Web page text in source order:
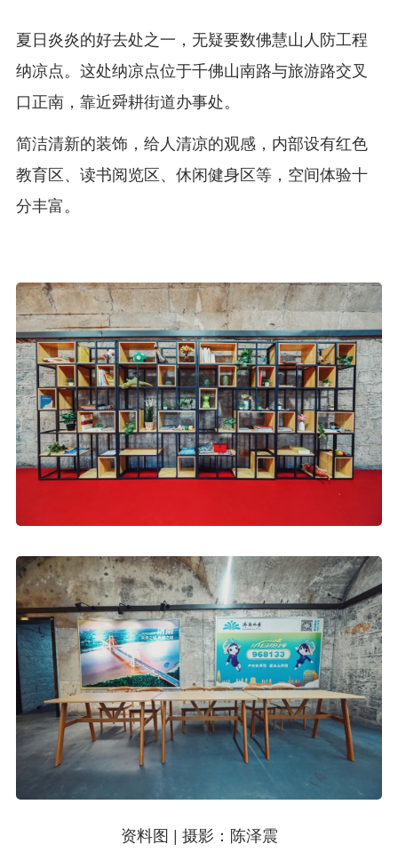
夏日炎炎的好去处之一，无疑要数佛慧山人防工程
纳凉点。这处纳凉点位于千佛山南路与旅游路交叉
口正南，靠近舜耕街道办事处。
简洁清新的装饰，给人清凉的观感，内部设有红色
教育区、读书阅览区、休闲健身区等，空间体验十
分丰富。
资料图 | 摄影：陈泽震